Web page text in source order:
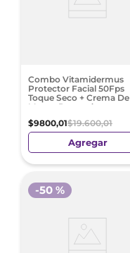
Combo Vitamidermus
Protector Facial 50Fps
Toque Seco + Crema De
Manos Reparadora
$9800,01$19.600,01
Agregar
-50 %